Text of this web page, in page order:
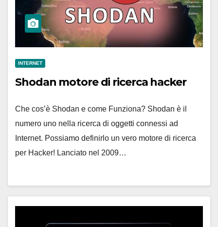
INTERNET
Shodan motore di ricerca hacker
Che cos’è Shodan e come Funziona? Shodan è il
numero uno nella ricerca di oggetti connessi ad
Internet. Possiamo definirlo un vero motore di ricerca
per Hacker! Lanciato nel 2009…